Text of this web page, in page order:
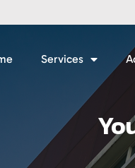
Services